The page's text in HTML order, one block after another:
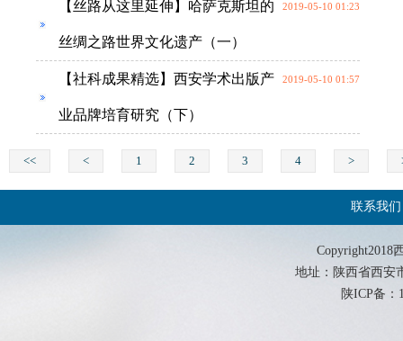
2019-05-10 01:23
【丝路从这里延伸】哈萨克斯坦的
丝绸之路世界文化遗产（一）
2019-05-10 01:57
【社科成果精选】西安学术出版产
业品牌培育研究（下）
<< < 1 2 3 4 >
联系我们
Copyright2018
地址：陕西省西安
陕ICP备：